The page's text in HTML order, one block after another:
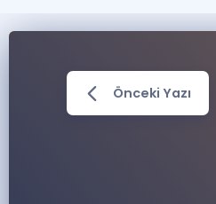
Önceki Yazı